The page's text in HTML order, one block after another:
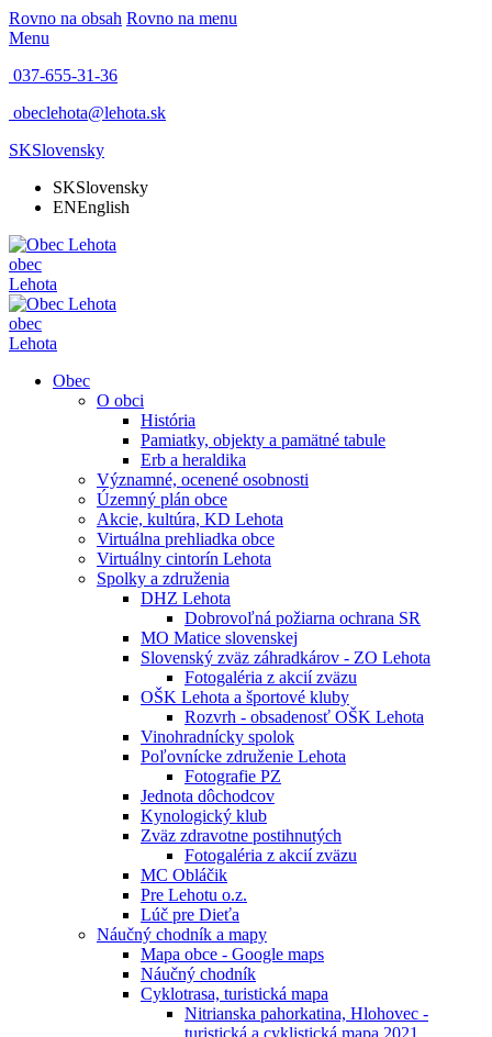
Rovno na obsah Rovno na menu
Menu
037-655-31-36
obeclehota@lehota.sk
SKSlovensky
SKSlovensky
ENEnglish
obec
Lehota
obec
Lehota
Obec
O obci
História
Pamiatky, objekty a pamätné tabule
Erb a heraldika
Významné, ocenené osobnosti
Územný plán obce
Akcie, kultúra, KD Lehota
Virtuálna prehliadka obce
Virtuálny cintorín Lehota
Spolky a združenia
DHZ Lehota
Dobrovoľná požiarna ochrana SR
MO Matice slovenskej
Slovenský zväz záhradkárov - ZO Lehota
Fotogaléria z akcií zväzu
OŠK Lehota a športové kluby
Rozvrh - obsadenosť OŠK Lehota
Vinohradnícky spolok
Poľovnícke združenie Lehota
Fotografie PZ
Jednota dôchodcov
Kynologický klub
Zväz zdravotne postihnutých
Fotogaléria z akcií zväzu
MC Obláčik
Pre Lehotu o.z.
Lúč pre Dieťa
Náučný chodník a mapy
Mapa obce - Google maps
Náučný chodník
Cyklotrasa, turistická mapa
Nitrianska pahorkatina, Hlohovec -
turistická a cyklistická mapa 2021